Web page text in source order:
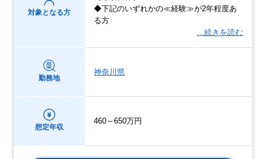
対象となる方
◆下記のいずれかの≪経験≫が2年程度あ
る方
…続きを読む
勤務地
神奈川県
想定年収
460～650万円